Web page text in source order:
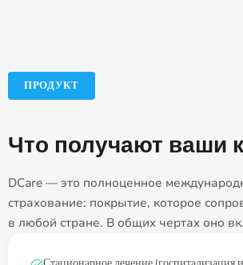
ПРОДУКТ
Что получают ваши
DCare — это полноценное
страхование: покрытие, которое
в любой стране. В общих чертах оно